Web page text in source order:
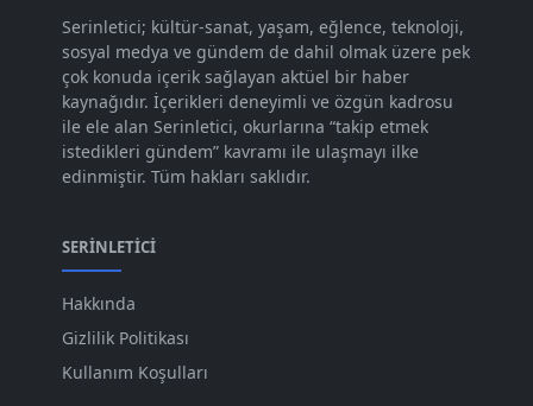
Kas 2023
Eki 2023 [73]
Eyl 2023 [73]
Ağu 2023 [74]
Tem 2023 [76]
Haz 2023
May 2023
Nis 2023
Mar 2023
Serinletici; kültür-sanat, yaşam, eğlence, teknoloji,
sosyal medya ve gündem de dahil olmak üzere pek
çok konuda içerik sağlayan aktüel bir haber
kaynağıdır. İçerikleri deneyimli ve özgün kadrosu
ile ele alan Serinletici, okurlarına “takip etmek
istedikleri gündem” kavramı ile ulaşmayı ilke
edinmiştir. Tüm hakları saklıdır.
SERINLETICI
Hakkında
Gizlilik Politikası
Kullanım Koşulları